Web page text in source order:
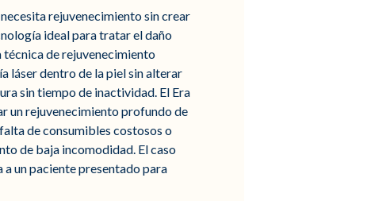
rejuvenecimiento sin crear
ideal para tratar el daño
técnica de rejuvenecimiento
láser dentro de la piel sin alterar
sin tiempo de inactividad. El Era
un rejuvenecimiento profundo de
de consumibles costosos o
de baja incomodidad. El caso
un paciente presentado para